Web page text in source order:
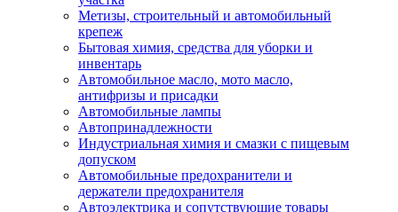
Метизы, строительный и автомобильный
крепеж
Бытовая химия, средства для уборки и
инвентарь
Автомобильное масло, мото масло,
антифризы и присадки
Автомобильные лампы
Автопринадлежности
Индустриальная химия и смазки с пищевым
допуском
Автомобильные предохранители и
держатели предохранителя
Автоэлектрика и сопутствующие товары